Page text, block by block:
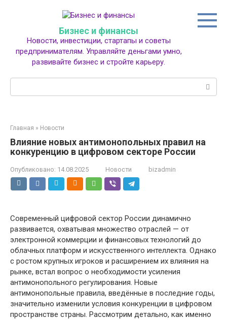
Бизнес и финансы
Новости, инвестиции, стартапы и советы
предпринимателям. Управляйте деньгами умно,
развивайте бизнес и стройте карьеру.
Главная » Новости
Влияние новых антимонопольных правил на
конкуренцию в цифровом секторе России
Опубликовано: 14.08.2025 Новости bizadmin
Современный цифровой сектор России динамично
развивается, охватывая множество отраслей — от
электронной коммерции и финансовых технологий до
облачных платформ и искусственного интеллекта. Однако
с ростом крупных игроков и расширением их влияния на
рынке, встал вопрос о необходимости усиления
антимонопольного регулирования. Новые
антимонопольные правила, введённые в последние годы,
значительно изменили условия конкуренции в цифровом
пространстве страны. Рассмотрим детально, как именно